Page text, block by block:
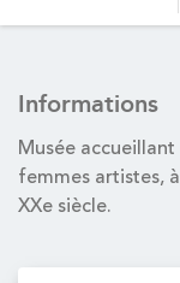
Informations
Musée
femmes artistes,
XXe siècle.